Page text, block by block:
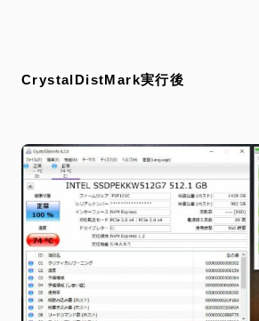
CrystalDistMark実行後